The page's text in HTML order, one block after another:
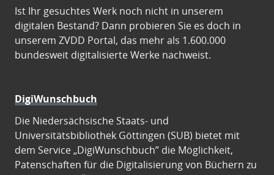
Ist Ihr gesuchtes Werk noch nicht in unserem
digitalen Bestand? Dann probieren Sie es doch in
unserem ZVDD Portal, das mehr als 1.600.000
bundesweit digitalisierte Werke nachweist.
DigiWunschbuch
Die Niedersächsische Staats- und
Universitätsbibliothek Göttingen (SUB) bietet mit
dem Service „DigiWunschbuch” die Möglichkeit,
Patenschaften für die Digitalisierung von Büchern zu